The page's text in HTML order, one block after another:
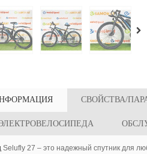
СВОЙСТВА/
Selufly 27 – это надежный спутник для